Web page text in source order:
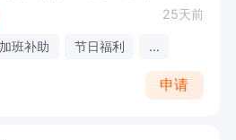
25天前
加班补助 节日福利 ...
申请